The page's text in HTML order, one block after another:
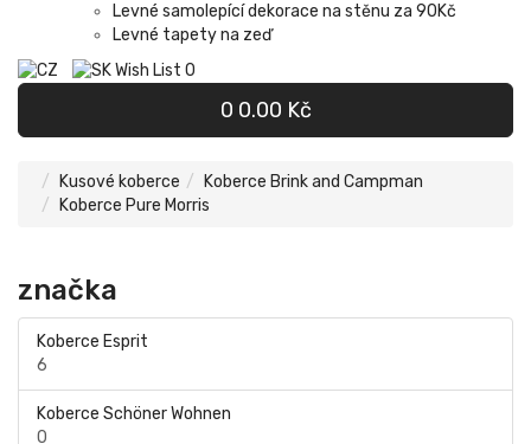
Levné samolepící dekorace na stěnu za 90Kč
Levné tapety na zeď
Wish List 0
0 0.00 Kč
Kusové koberce
Koberce Brink and Campman
Koberce Pure Morris
značka
Koberce Esprit
6
Koberce Schöner Wohnen
0